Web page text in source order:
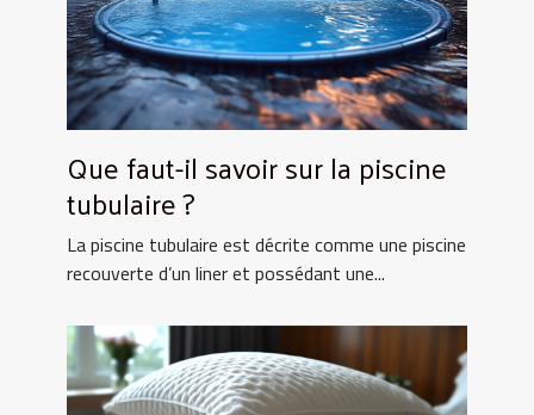
Que faut-il savoir sur la piscine
tubulaire ?
La piscine tubulaire est décrite comme une piscine
recouverte d’un liner et possédant une...